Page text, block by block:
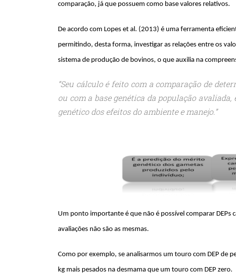
comparação, já que possuem como base valores relativos.
De acordo com Lopes et al. (2013) é uma ferramenta
permitindo, desta forma, investigar as relações entre os
sistema de produção de bovinos, o que auxilia na
“Seu cálculo é feito com a comparação de
ou com a base genética da população
genético dos efeitos do ambiente e manejo.”
Um ponto importante é que não é possível comparar DEPs
avaliações não são as mesmas.
Como por exemplo, se analisarmos um touro com DEP de
kg mais pesados na desmama que um touro com DEP zero.